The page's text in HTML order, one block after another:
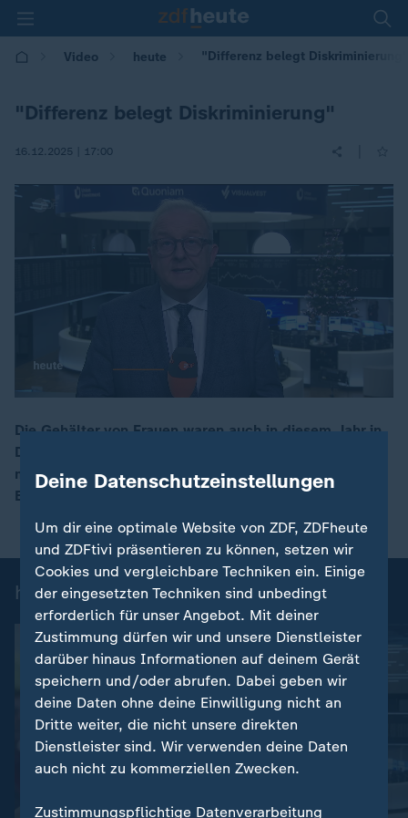
Video heute "Differenz belegt Diskriminierung"
"Differenz belegt Diskriminierung"
16.12.2025 | 17:00
Die Gehälter von Frauen waren auch in diesem Jahr in
Deutschland deutlich niedriger als die von ihren
männlichen Kollegen. Frank Bethmann mit einer
Einschätzung.
heute-Nachrichten: Einzelbeiträge
Nachrichten | heute Nachrichten | heute
Deine Datenschutzeinstellungen
Um dir eine optimale Website von ZDF, ZDFheute
und ZDFtivi präsentieren zu können, setzen wir
Cookies und vergleichbare Techniken ein. Einige
der eingesetzten Techniken sind unbedingt
erforderlich für unser Angebot. Mit deiner
Zustimmung dürfen wir und unsere Dienstleister
darüber hinaus Informationen auf deinem Gerät
speichern und/oder abrufen. Dabei geben wir
deine Daten ohne deine Einwilligung nicht an
Dritte weiter, die nicht unsere direkten
Dienstleister sind. Wir verwenden deine Daten
auch nicht zu kommerziellen Zwecken.
Zustimmungspflichtige Datenverarbeitung